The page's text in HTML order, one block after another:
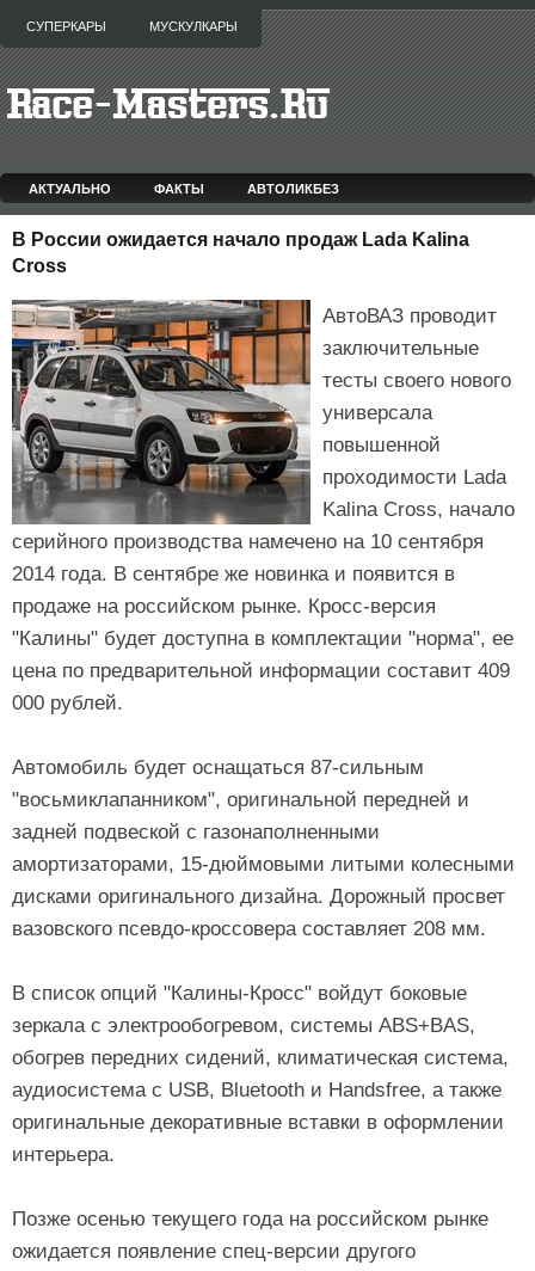
СУПЕРКАРЫ МУСКУЛКАРЫ
АКТУАЛЬНО ФАКТЫ АВТОЛИКБЕЗ
В России ожидается начало продаж Lada Kalina
Cross
АвтоВАЗ проводит
заключительные
тесты своего нового
универсала
повышенной
проходимости Lada
Kalina Cross, начало
серийного производства намечено на 10 сентября
2014 года. В сентябре же новинка и появится в
продаже на российском рынке. Кросс-версия
"Калины" будет доступна в комплектации "норма", ее
цена по предварительной информации составит 409
000 рублей.
Автомобиль будет оснащаться 87-сильным
"восьмиклапанником", оригинальной передней и
задней подвеской с газонаполненными
амортизаторами, 15-дюймовыми литыми колесными
дисками оригинального дизайна. Дорожный просвет
вазовского псевдо-кроссовера составляет 208 мм.
В список опций "Калины-Кросс" войдут боковые
зеркала с электрообогревом, системы ABS+BAS,
обогрев передних сидений, климатическая система,
аудиосистема с USB, Bluetooth и Handsfree, а также
оригинальные декоративные вставки в оформлении
интерьера.
Позже осенью текущего года на российском рынке
ожидается появление спец-версии другого